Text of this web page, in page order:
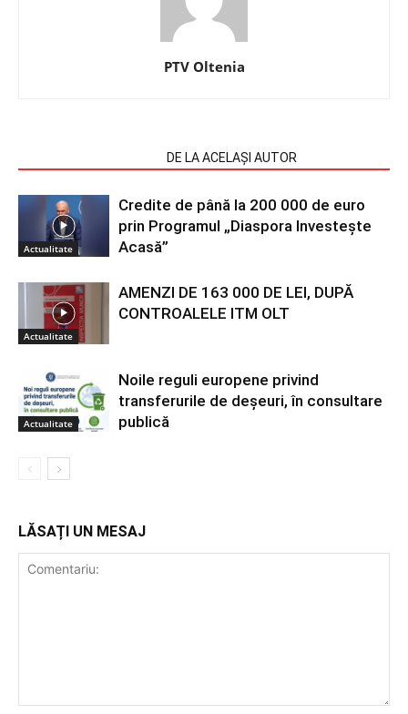
PTV Oltenia
DE LA ACELAȘI AUTOR
Actualitate
Credite de până la 200 000 de euro
prin Programul „Diaspora Investește
Acasă”
Actualitate
AMENZI DE 163 000 DE LEI, DUPĂ
CONTROALELE ITM OLT
Actualitate
Noile reguli europene privind
transferurile de deșeuri, în consultare
publică
LĂSAȚI UN MESAJ